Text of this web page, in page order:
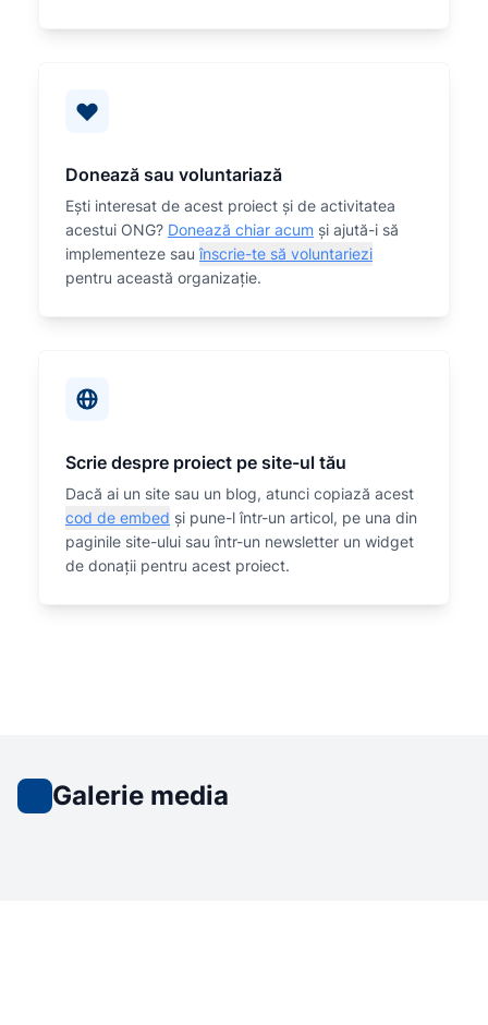
Donează sau voluntariază
Eşti interesat de acest proiect și de activitatea
acestui ONG? Donează chiar acum și ajută-i să
implementeze sauînscrie-te să voluntariezi
pentru această organizaţie.
Scrie despre proiect pe site-ul tău
Dacă ai un site sau un blog, atunci copiază acest
cod de embed și pune-l într-un articol, pe una din
paginile site-ului sau într-un newsletter un widget
de donații pentru acest proiect.
Galerie media